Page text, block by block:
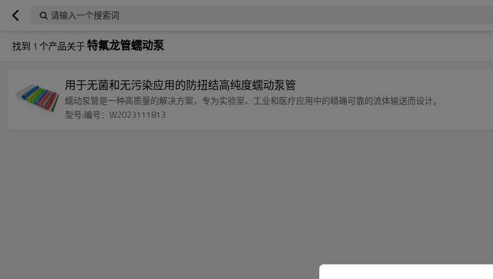
请输入一个搜索词
找到 1 个产品关于特氟龙管蠕动泵
用于无菌和无污染应用的防扭结高纯度蠕动泵管
蠕动泵管是一种高质量的解决方案，专为实验室、工业和医疗应用中的精确可靠的流体输送而设计。
型号:编号：W2023111813